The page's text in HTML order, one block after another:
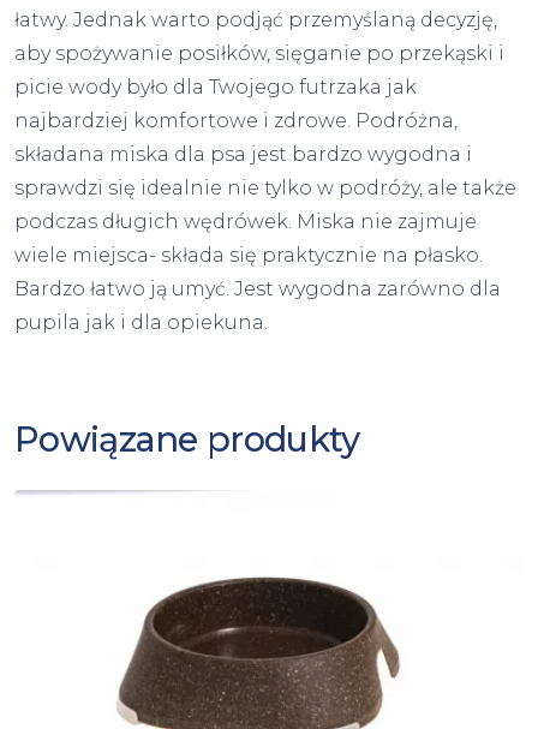
łatwy. Jednak warto podjąć przemyślaną decyzję,
aby spożywanie posiłków, sięganie po przekąski i
picie wody było dla Twojego futrzaka jak
najbardziej komfortowe i zdrowe. Podróżna,
składana miska dla psa jest bardzo wygodna i
sprawdzi się idealnie nie tylko w podróży, ale także
podczas długich wędrówek. Miska nie zajmuje
wiele miejsca- składa się praktycznie na płasko.
Bardzo łatwo ją umyć. Jest wygodna zarówno dla
pupila jak i dla opiekuna.
Powiązane produkty